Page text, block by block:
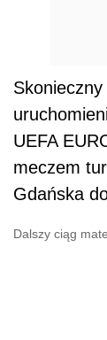
UEFA
meczem
Gdańska
Dalszy ciąg